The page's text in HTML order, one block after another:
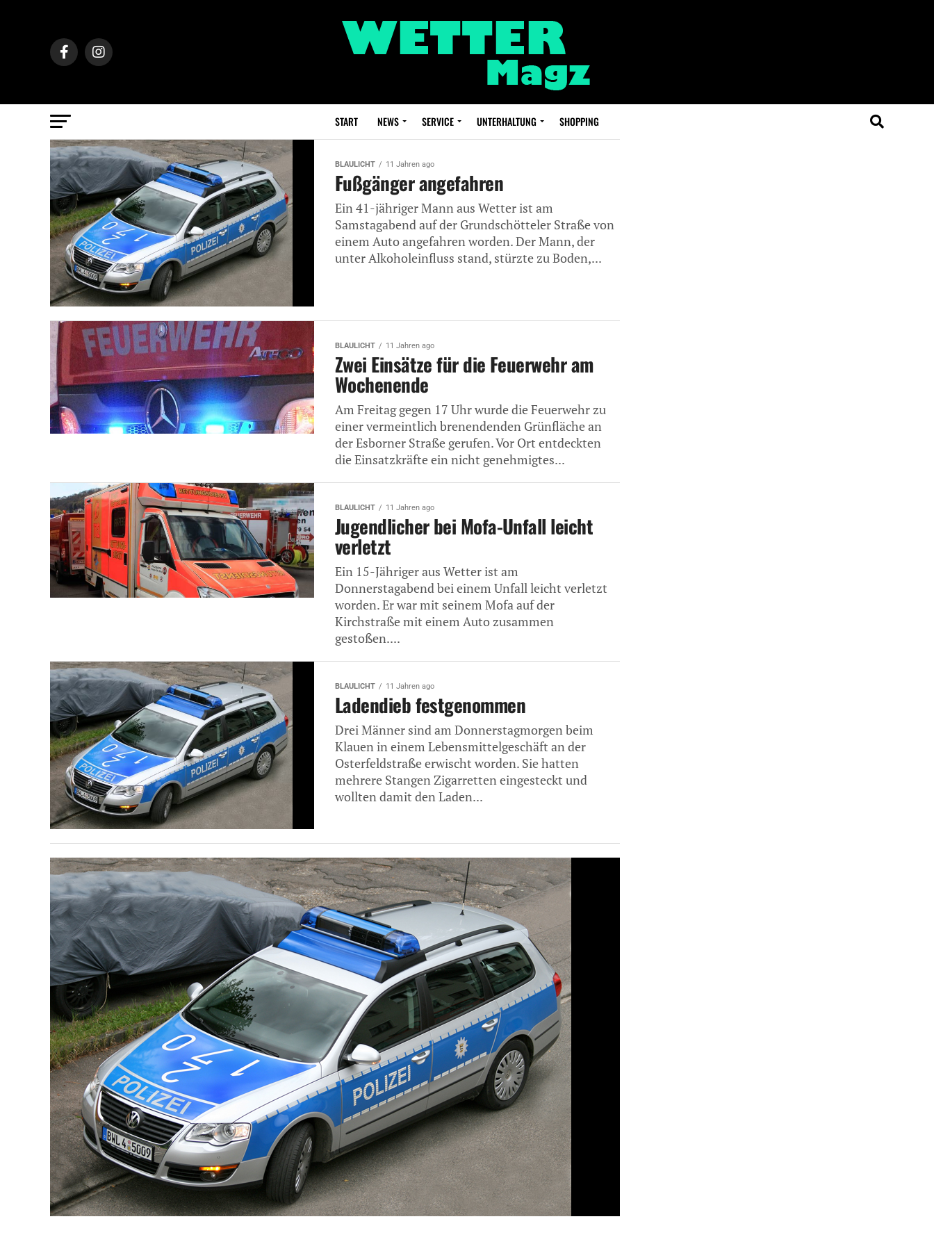
START NEWS SERVICE UNTERHALTUNG SHOPPING
BLAULICHT 11 Jahren ago
Fußgänger angefahren
Ein 41-jähriger Mann aus Wetter ist am
Samstagabend auf der Grundschötteler Straße von
einem Auto angefahren worden. Der Mann, der
unter Alkoholeinfluss stand, stürzte zu Boden,...
BLAULICHT 11 Jahren ago
Zwei Einsätze für die Feuerwehr am
Wochenende
Am Freitag gegen 17 Uhr wurde die Feuerwehr zu
einer vermeintlich brenendenden Grünfläche an
der Esborner Straße gerufen. Vor Ort entdeckten
die Einsatzkräfte ein nicht genehmigtes...
BLAULICHT 11 Jahren ago
Jugendlicher bei Mofa-Unfall leicht
verletzt
Ein 15-Jähriger aus Wetter ist am
Donnerstagabend bei einem Unfall leicht verletzt
worden. Er war mit seinem Mofa auf der
Kirchstraße mit einem Auto zusammen
gestoßen....
BLAULICHT 11 Jahren ago
Ladendieb festgenommen
Drei Männer sind am Donnerstagmorgen beim
Klauen in einem Lebensmittelgeschäft an der
Osterfeldstraße erwischt worden. Sie hatten
mehrere Stangen Zigarretten eingesteckt und
wollten damit den Laden...